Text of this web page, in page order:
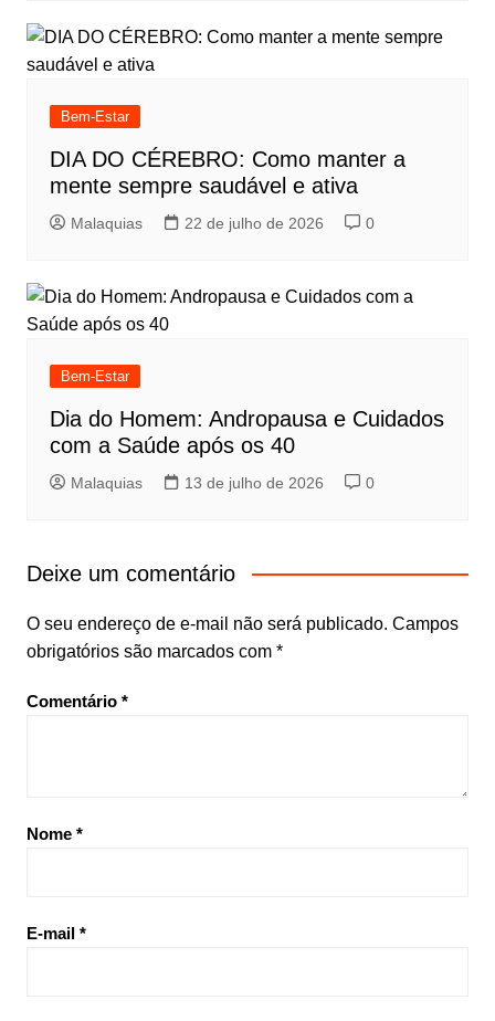
Bem-Estar
DIA DO CÉREBRO: Como manter a
mente sempre saudável e ativa
Malaquias 22 de julho de 2026 0
Bem-Estar
Dia do Homem: Andropausa e Cuidados
com a Saúde após os 40
Malaquias 13 de julho de 2026 0
Deixe um comentário
O seu endereço de e-mail não será publicado. Campos
obrigatórios são marcados com *
Comentário *
Nome *
E-mail *